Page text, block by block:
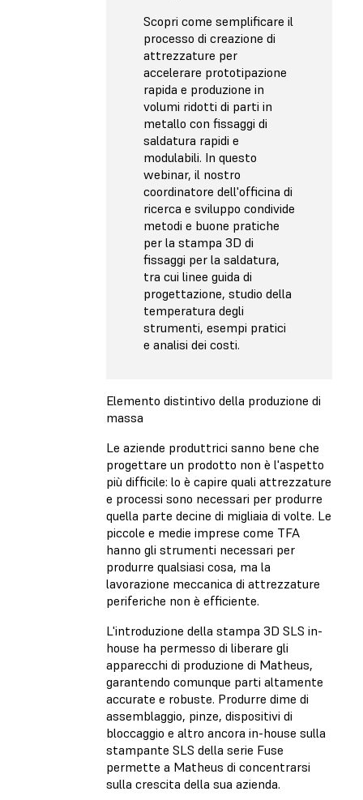
Scopri come semplificare il
processo di creazione di
attrezzature per
accelerare prototipazione
rapida e produzione in
volumi ridotti di parti in
metallo con fissaggi di
saldatura rapidi e
modulabili. In questo
webinar, il nostro
coordinatore dell'officina di
ricerca e sviluppo condivide
metodi e buone pratiche
per la stampa 3D di
fissaggi per la saldatura,
tra cui linee guida di
progettazione, studio della
temperatura degli
strumenti, esempi pratici
e analisi dei costi.
Elemento distintivo della produzione di
massa
Le aziende produttrici sanno bene che
progettare un prodotto non è l'aspetto
più difficile: lo è capire quali attrezzature
e processi sono necessari per produrre
quella parte decine di migliaia di volte. Le
piccole e medie imprese come TFA
hanno gli strumenti necessari per
produrre qualsiasi cosa, ma la
lavorazione meccanica di attrezzature
periferiche non è efficiente.
L'introduzione della stampa 3D SLS in-
house ha permesso di liberare gli
apparecchi di produzione di Matheus,
garantendo comunque parti altamente
accurate e robuste. Produrre dime di
assemblaggio, pinze, dispositivi di
bloccaggio e altro ancora in-house sulla
stampante SLS della serie Fuse
permette a Matheus di concentrarsi
sulla crescita della sua azienda.